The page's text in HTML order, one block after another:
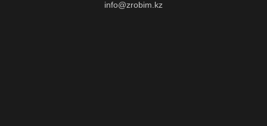
info@zrobim.kz